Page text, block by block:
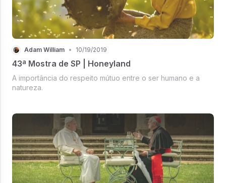
Adam William • 10/19/2019
43ª Mostra de SP | Honeyland
A importância do respeito mútuo entre o ser humano e a
natureza.